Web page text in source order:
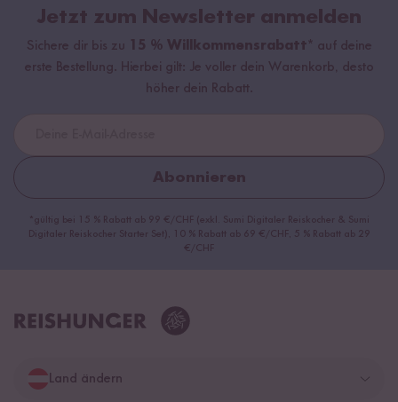
Jetzt zum Newsletter anmelden
Sichere dir bis zu 15 % Willkommensrabatt* auf deine
erste Bestellung. Hierbei gilt: Je voller dein Warenkorb, desto
höher dein Rabatt.
Abonnieren
*gültig bei 15 % Rabatt ab 99 €/CHF (exkl. Sumi Digitaler Reiskocher & Sumi
Digitaler Reiskocher Starter Set), 10 % Rabatt ab 69 €/CHF, 5 % Rabatt ab 29
€/CHF
Land ändern